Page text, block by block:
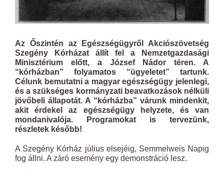
Az Őszintén az Egészségügyről Akciószövetség
Szegény Kórházat állít fel a Nemzetgazdasági
Minisztérium előtt, a József Nádor téren. A
“kórházban” folyamatos “ügyeletet” tartunk.
Célunk bemutatni a magyar egészségügy jelenlegi,
és a szükséges kormányzati beavatkozások nélküli
jövőbeli állapotát. A “kórházba” várunk mindenkit,
akit érdekel az egészségügy helyzete, és van
mondanivalója. Programokat is tervezünk,
részletek később!
A Szegény Kórház július elsejéig, Semmelweis Napig
fog állni. A záró esemény egy demonstráció lesz.